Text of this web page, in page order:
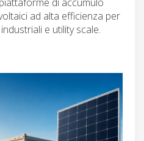
ad alta efficienza per
e utility scale.